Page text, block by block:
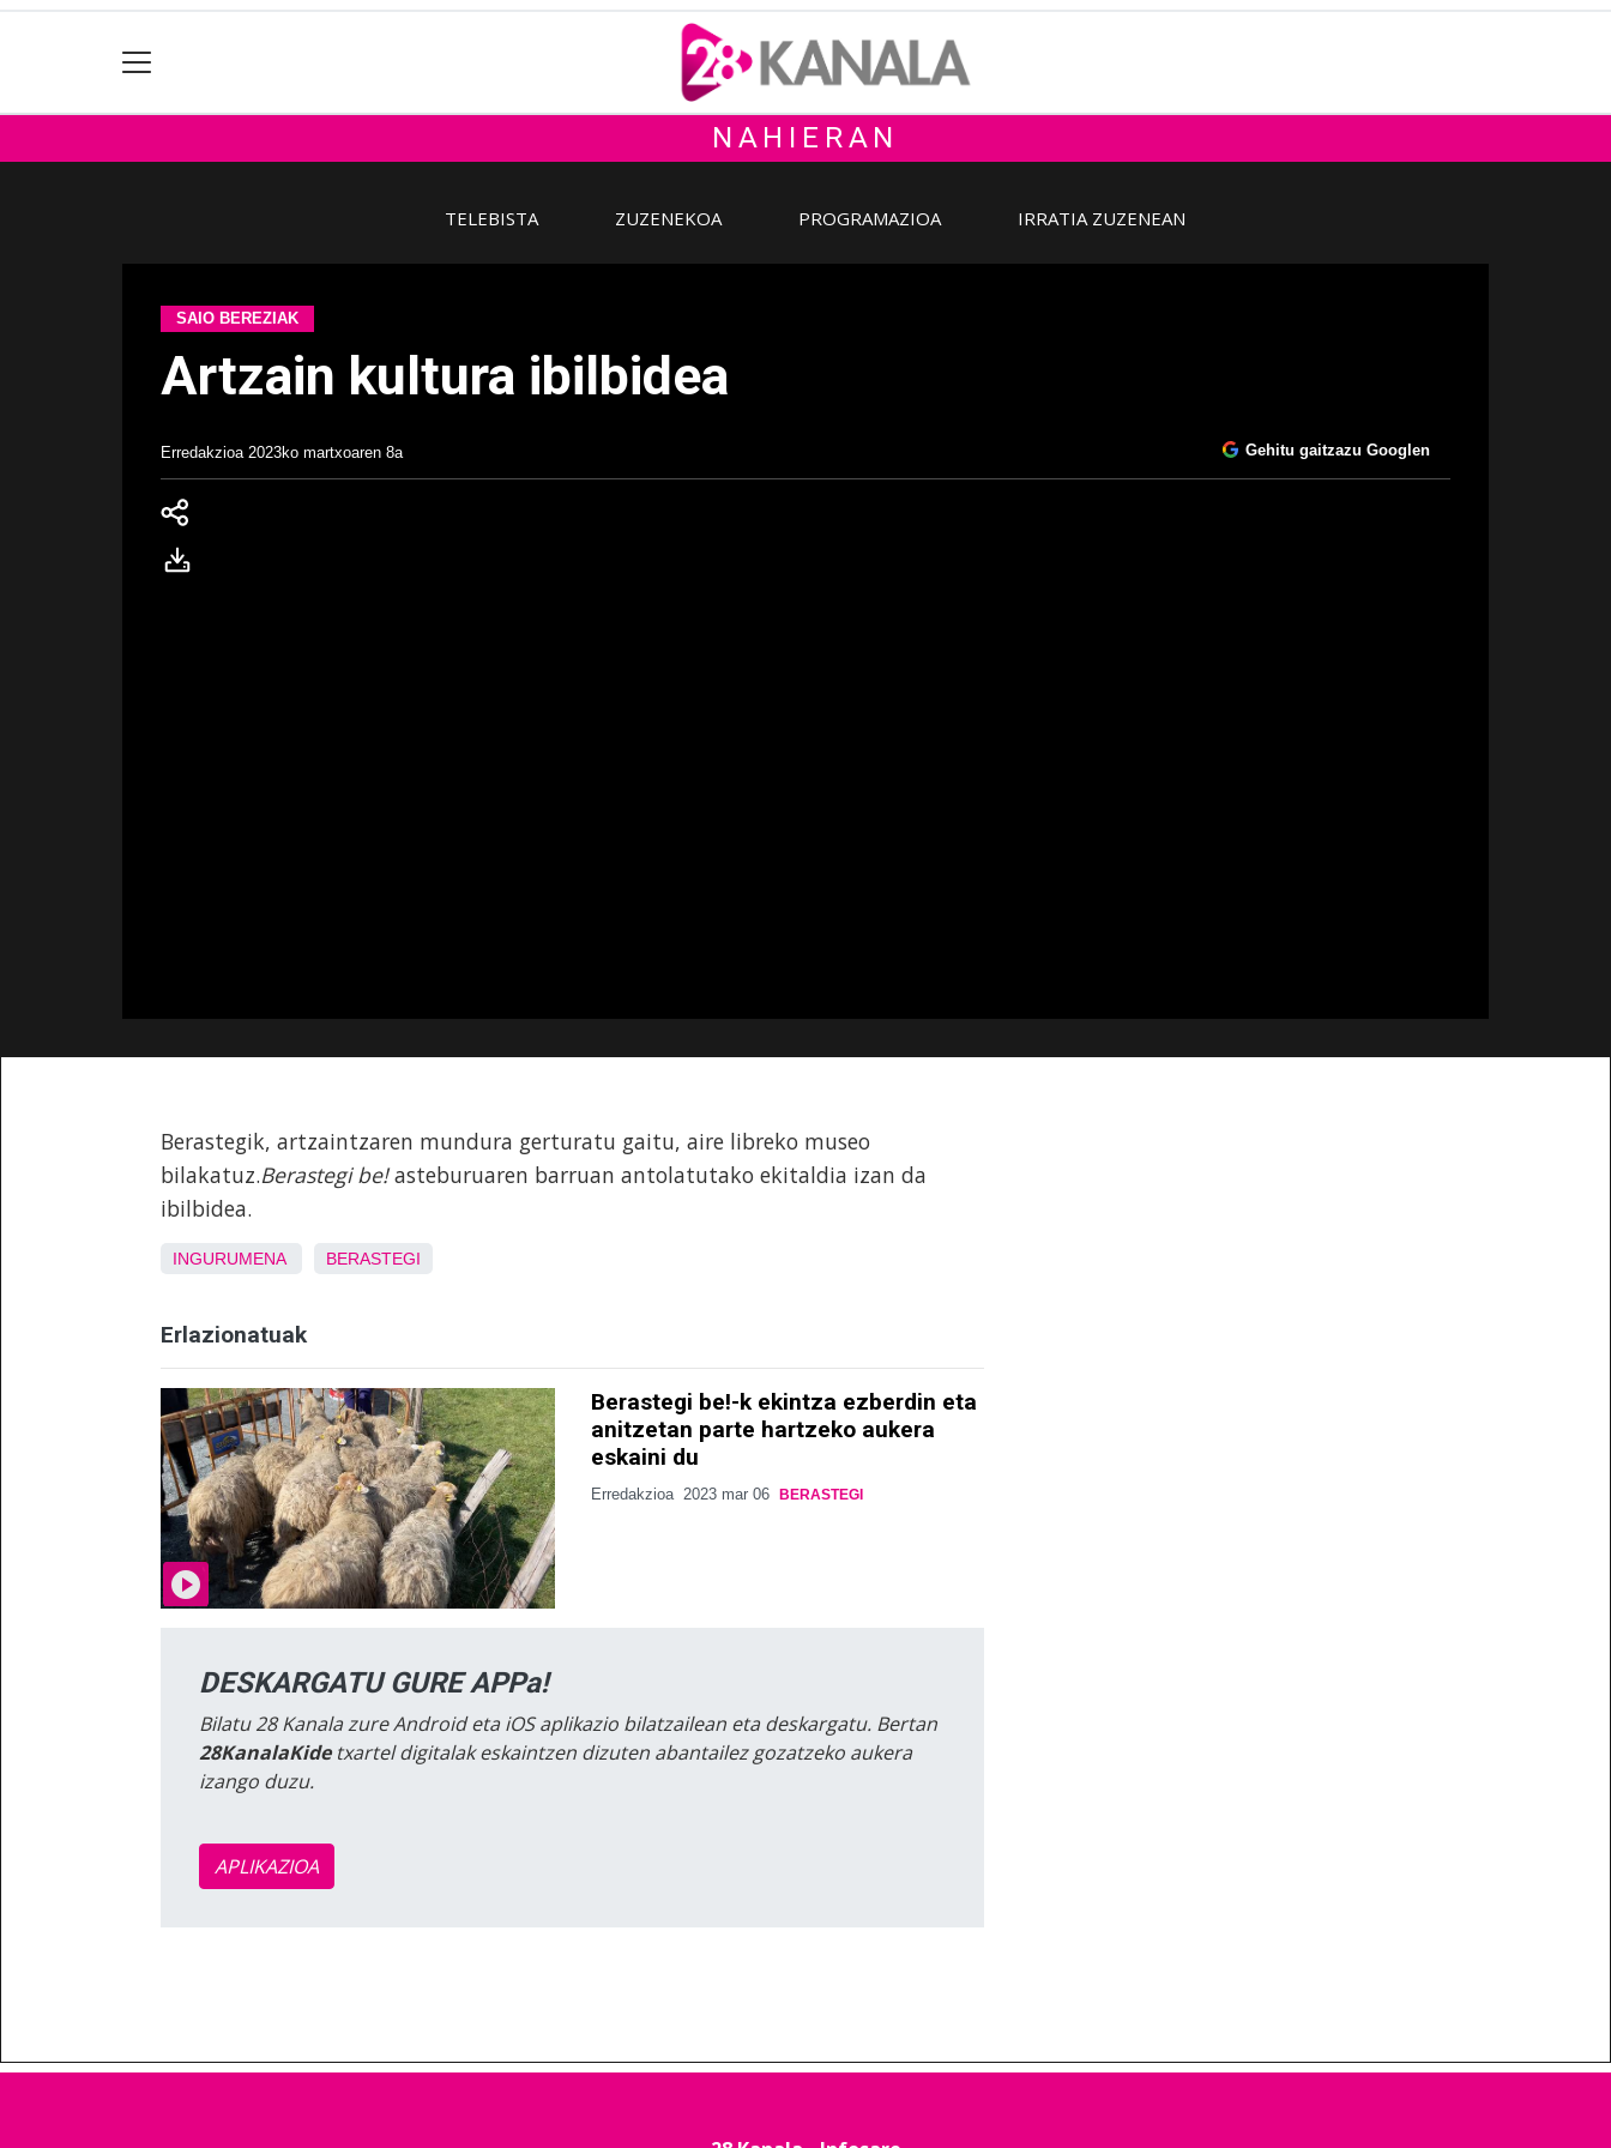
NAHIERAN
TELEBISTA ZUZENEKOA PROGRAMAZIOA IRRATIA ZUZENEAN
SAIO BEREZIAK
Artzain kultura ibilbidea
Erredakzioa 2023ko martxoaren 8a Gehitu gaitzazu Googlen
Berastegik, artzaintzaren mundura gerturatu gaitu, aire libreko museo
bilakatuz.Berastegi be!asteburuaren barruan antolatutako ekitaldia izan da
ibilbidea.
INGURUMENA BERASTEGI
Erlazionatuak
Berastegi be!-k ekintza ezberdin eta
anitzetan parte hartzeko aukera
eskaini du
Erredakzioa 2023 mar 06 BERASTEGI
DESKARGATU GURE APPa!
Bilatu 28 Kanala zure Android eta iOS aplikazio bilatzailean eta deskargatu. Bertan
28KanalaKidetxartel digitalak eskaintzen dizuten abantailez gozatzeko aukera
izango duzu.
APLIKAZIOA